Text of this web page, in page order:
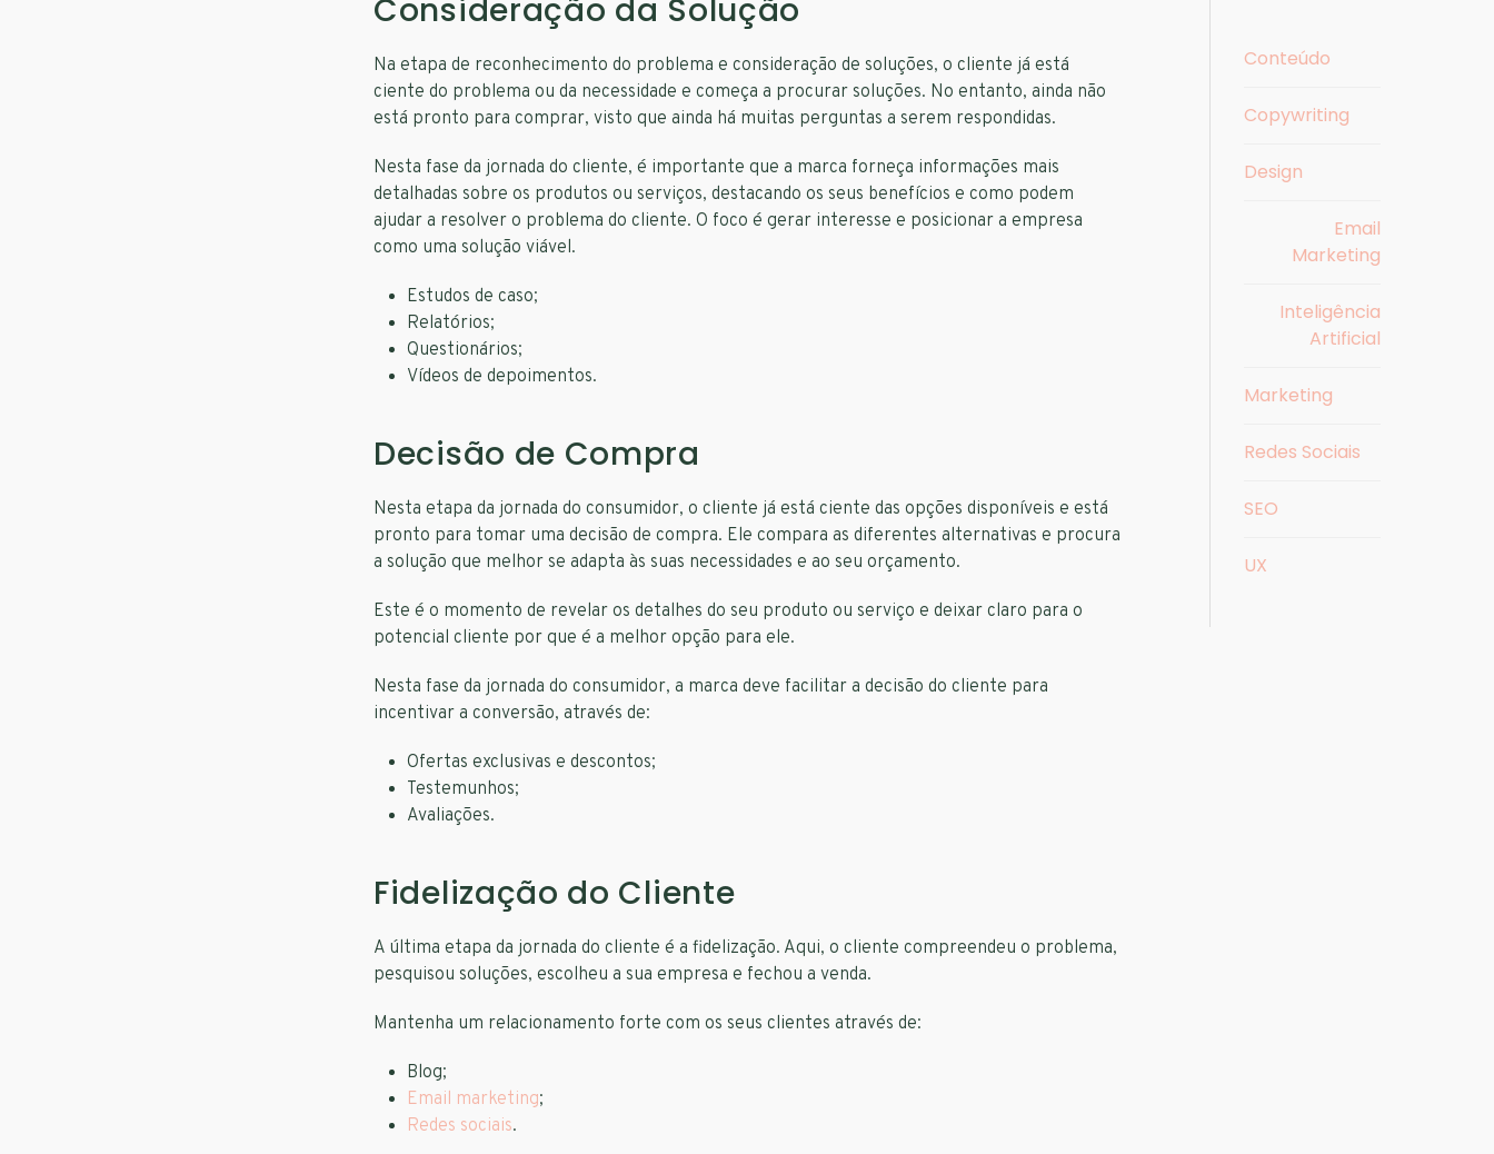
Consideração da Solução
Na etapa de reconhecimento do problema e consideração de soluções, o cliente já está
ciente do problema ou da necessidade e começa a procurar soluções. No entanto, ainda não
está pronto para comprar, visto que ainda há muitas perguntas a serem respondidas.
Nesta fase da jornada do cliente, é importante que a marca forneça informações mais
detalhadas sobre os produtos ou serviços, destacando os seus benefícios e como podem
ajudar a resolver o problema do cliente. O foco é gerar interesse e posicionar a empresa
como uma solução viável.
Estudos de caso;
Relatórios;
Questionários;
Vídeos de depoimentos.
Decisão de Compra
Nesta etapa da jornada do consumidor, o cliente já está ciente das opções disponíveis e está
pronto para tomar uma decisão de compra. Ele compara as diferentes alternativas e procura
a solução que melhor se adapta às suas necessidades e ao seu orçamento.
Este é o momento de revelar os detalhes do seu produto ou serviço e deixar claro para o
potencial cliente por que é a melhor opção para ele.
Nesta fase da jornada do consumidor, a marca deve facilitar a decisão do cliente para
incentivar a conversão, através de:
Ofertas exclusivas e descontos;
Testemunhos;
Avaliações.
Fidelização do Cliente
A última etapa da jornada do cliente é a fidelização. Aqui, o cliente compreendeu o problema,
pesquisou soluções, escolheu a sua empresa e fechou a venda.
Mantenha um relacionamento forte com os seus clientes através de:
Blog;
Email marketing;
Redes sociais.
Conteúdo
Copywriting
Design
Email
Marketing
Inteligência
Artificial
Marketing
Redes Sociais
SEO
UX